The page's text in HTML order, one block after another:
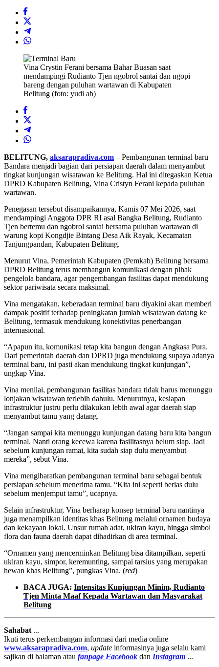
Vina Crystin Ferani bersama Bahar Buasan saat
mendampingi Rudianto Tjen ngobrol santai dan ngopi
bareng dengan puluhan wartawan di Kabupaten
Belitung (foto: yudi ab)
BELITUNG, aksarapradiva.com – Pembangunan terminal baru
Bandara menjadi bagian dari persiapan daerah dalam menyambut
tingkat kunjungan wisatawan ke Belitung. Hal ini ditegaskan Ketua
DPRD Kabupaten Belitung, Vina Cristyn Ferani kepada puluhan
wartawan.
Penegasan tersebut disampaikannya, Kamis 07 Mei 2026, saat
mendampingi Anggota DPR RI asal Bangka Belitung, Rudianto
Tjen bertemu dan ngobrol santai bersama puluhan wartawan di
warung kopi Kongdjie Bintang Desa Aik Rayak, Kecamatan
Tanjungpandan, Kabupaten Belitung.
Menurut Vina, Pemerintah Kabupaten (Pemkab) Belitung bersama
DPRD Belitung terus membangun komunikasi dengan pihak
pengelola bandara, agar pengembangan fasilitas dapat mendukung
sektor pariwisata secara maksimal.
Vina mengatakan, keberadaan terminal baru diyakini akan memberi
dampak positif terhadap peningkatan jumlah wisatawan datang ke
Belitung, termasuk mendukung konektivitas penerbangan
internasional.
“Apapun itu, komunikasi tetap kita bangun dengan Angkasa Pura.
Dari pemerintah daerah dan DPRD juga mendukung supaya adanya
terminal baru, ini pasti akan mendukung tingkat kunjungan”,
ungkap Vina.
Vina menilai, pembangunan fasilitas bandara tidak harus menunggu
lonjakan wisatawan terlebih dahulu. Menurutnya, kesiapan
infrastruktur justru perlu dilakukan lebih awal agar daerah siap
menyambut tamu yang datang.
“Jangan sampai kita menunggu kunjungan datang baru kita bangun
terminal. Nanti orang kecewa karena fasilitasnya belum siap. Jadi
sebelum kunjungan ramai, kita sudah siap dulu menyambut
mereka”, sebut Vina.
Vina mengibaratkan pembangunan terminal baru sebagai bentuk
persiapan sebelum menerima tamu. “Kita ini seperti berias dulu
sebelum menjemput tamu”, ucapnya.
Selain infrastruktur, Vina berharap konsep terminal baru nantinya
juga menampilkan identitas khas Belitung melalui ornamen budaya
dan kekayaan lokal. Unsur rumah adat, ukiran kayu, hingga simbol
flora dan fauna daerah dapat dihadirkan di area terminal.
“Ornamen yang mencerminkan Belitung bisa ditampilkan, seperti
ukiran kayu, simpor, keremunting, sampai tarsius yang merupakan
hewan khas Belitung”, pungkas Vina. (red)
BACA JUGA: Intensitas Kunjungan Minim, Rudianto
Tjen Minta Maaf Kepada Wartawan dan Masyarakat
Belitung
Sahabat ...
Ikuti terus perkembangan informasi dari media online
www.aksarapradiva.com, update informasinya juga selalu kami
sajikan di halaman atau fanpage Facebook dan Instagram ...